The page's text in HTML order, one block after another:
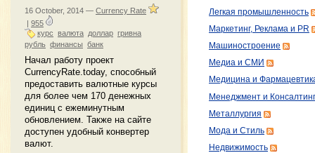
16 October, 2014 — Currency Rate
| 955
курс валюта доллар гривна
рубль финансы банк
Начал работу проект
CurrencyRate.today, способный
предоставить валютные курсы
для более чем 170 денежных
единиц с ежеминутным
обновлением. Также на сайте
доступен удобный конвертер
валют.
Легкая промышленность
Маркетинг, Реклама и PR
Машиностроение
Медиа и СМИ
Медицина и
Менеджмент и Консалтинг
Металлургия
Мода и Стиль
Недвижимость